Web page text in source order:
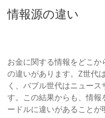
情報源の違い
お金に関する情報をどこ
の違いがあります。Z世代
く、バブル世代はニュー
す。この結果からも、情
ードルに違いがあることが